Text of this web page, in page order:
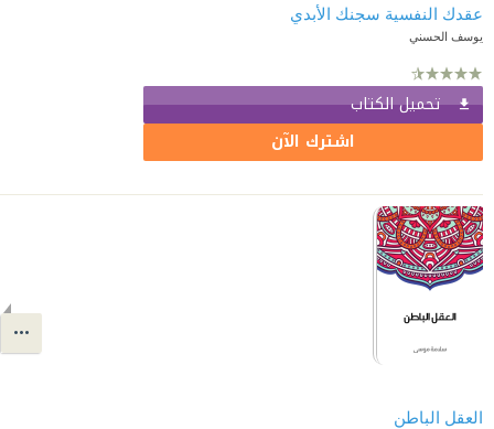
عقدك النفسية سجنك الأبدي
يوسف الحسني
تحميل الكتاب
اشترك الآن
العقل الباطن